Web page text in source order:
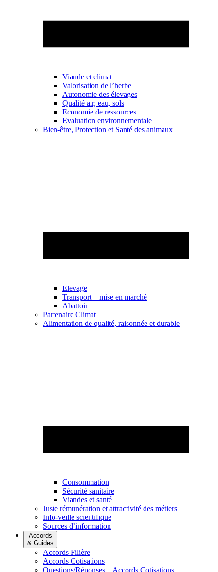
Viande et climat
Valorisation de l’herbe
Autonomie des élevages
Qualité air, eau, sols
Economie de ressources
Evaluation environnementale
Bien-être, Protection et Santé des animaux
Elevage
Transport – mise en marché
Abattoir
Partenaire Climat
Alimentation de qualité, raisonnée et durable
Consommation
Sécurité sanitaire
Viandes et santé
Juste rémunération et attractivité des métiers
Info-veille scientifique
Sources d’information
Accords
& Guides
Accords Filière
Accords Cotisations
Questions/Réponses – Accords Cotisations